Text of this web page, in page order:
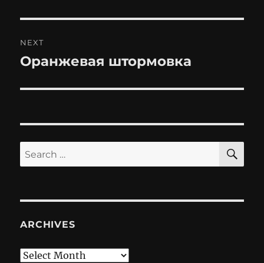
NEXT
Next
Оранжевая штормовка
Search
for:
ARCHIVES
Archives